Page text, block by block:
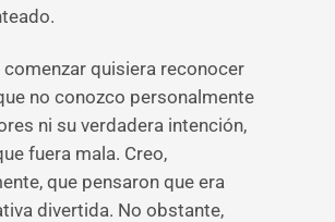
comenzar quisiera reconocer
no conozco personalmente
ni su verdadera intención,
fuera mala. Creo,
que pensaron que era
divertida. No obstante,